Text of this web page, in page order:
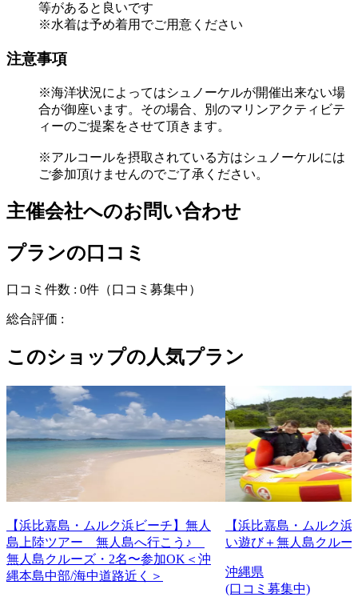
等があると良いです
※水着は予め着用でご用意ください
注意事項
※海洋状況によってはシュノーケルが開催出来ない場
合が御座います。その場合、別のマリンアクティビテ
ィーのご提案をさせて頂きます。
※アルコールを摂取されている方はシュノーケルには
ご参加頂けませんのでご了承ください。
主催会社へのお問い合わせ
プランの口コミ
口コミ件数 : 0件 （口コミ募集中）
総合評価 :
このショップの人気プラン
【浜比嘉島・ムルク浜ビーチ】無人
島上陸ツアー 無人島へ行こう♪
無人島クルーズ・2名〜参加OK＜沖
縄本島中部/海中道路近く＞
【浜比嘉島・ムルク
い遊び＋無人島クルー
沖縄県
(口コミ募集中)